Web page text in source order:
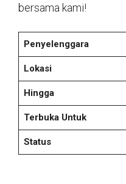
bersama kami!
Penyelenggara
Lokasi
Hingga
Terbuka Untuk
Status